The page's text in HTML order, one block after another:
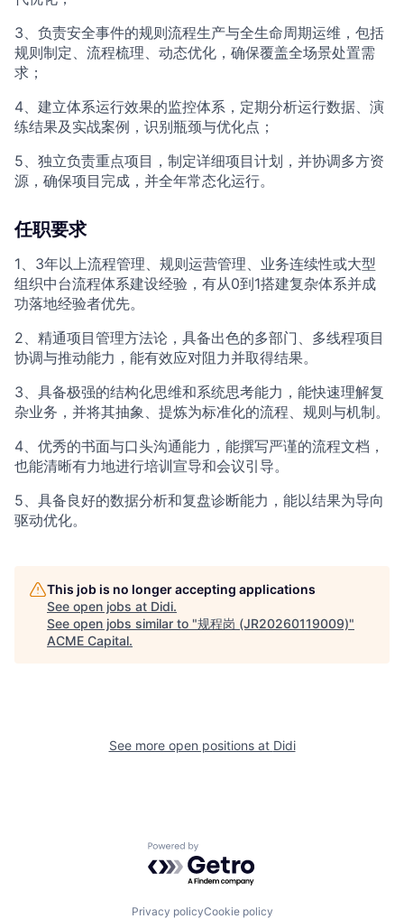
3、负责安全事件的规则流程生产与全生命周期运维，包括
规则制定、流程梳理、动态优化，确保覆盖全场景处置需
求；
4、建立体系运行效果的监控体系，定期分析运行数据、演
练结果及实战案例，识别瓶颈与优化点；
5、独立负责重点项目，制定详细项目计划，并协调多方资
源，确保项目完成，并全年常态化运行。
任职要求
1、3年以上流程管理、规则运营管理、业务连续性或大型
组织中台流程体系建设经验，有从0到1搭建复杂体系并成
功落地经验者优先。
2、精通项目管理方法论，具备出色的多部门、多线程项目
协调与推动能力，能有效应对阻力并取得结果。
3、具备极强的结构化思维和系统思考能力，能快速理解复
杂业务，并将其抽象、提炼为标准化的流程、规则与机制。
4、优秀的书面与口头沟通能力，能撰写严谨的流程文档，
也能清晰有力地进行培训宣导和会议引导。
5、具备良好的数据分析和复盘诊断能力，能以结果为导向
驱动优化。
This job is no longer accepting applications
See open jobs at Didi.
See open jobs similar to "规程岗 (JR20260119009)"
ACME Capital.
See more open positions at Didi
Powered by Getro.com
Privacy policyCookie policy